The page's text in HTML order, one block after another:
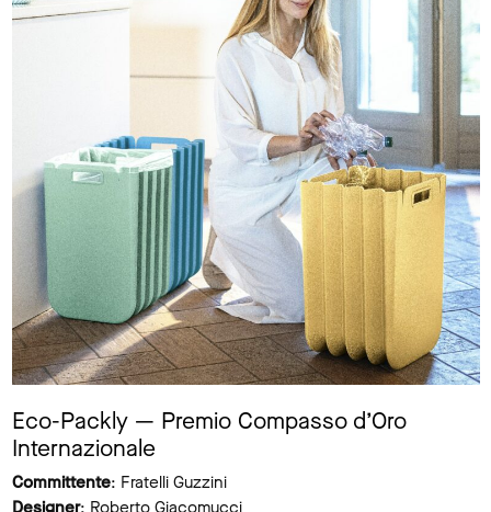
Eco-Packly — Premio Compasso d’Oro
Internazionale
Committente: Fratelli Guzzini
Designer: Roberto Giacomucci